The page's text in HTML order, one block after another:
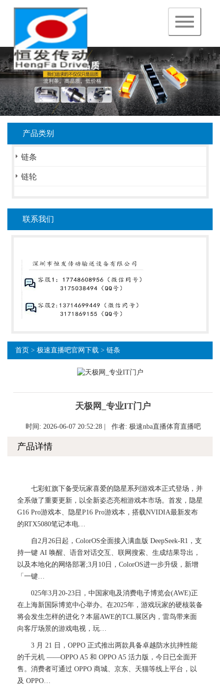
navigation
产品类别
链条
链轮
联系我们
首页 > 极速直播吧官网下载 > 链条
天极网_专业IT门户
时间: 2026-06-07 20:52:28 | 作者: 极速nba直播体育直播吧
产品详情
七彩虹旗下备受玩家喜爱的隐星系列游戏本正式登场，并
全系做了重要更新，以全新姿态亮相游戏本市场。首发，隐星
G16 Pro游戏本、隐星P16 Pro游戏本，搭载NVIDIA最新发布
的RTX5080笔记本电…
自2月26日起，ColorOS全面接入满血版 DeepSeek-R1，支
持一键 AI 唤醒、语音对话交互、联网搜索、生成结果导出，
以及本地化的网络部署;3月10日，ColorOS进一步升级，新增
「一键…
025年3月20-23日，中国家电及消费电子博览会(AWE)正
在上海新国际博览中心举办。在2025年，游戏玩家的硬核装备
将会发生怎样的进化？本届AWE的TCL展区内，雷鸟带来面
向客厅场景的游戏电视，玩…
3 月 21 日，OPPO 正式推出两款具备卓越防水抗摔性能
的千元机 ——OPPO A5 和 OPPO A5 活力版，今日已全面开
售。消费者可通过 OPPO 商城、京东、天猫等线上平台，以
及 OPPO…